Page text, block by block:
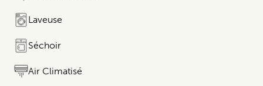
Laveuse​​​‌ ‍ ​‍​‍‌‍ ‌ ​‍‌‍‍‌‌‍‌ ‌‍‍‌‌‍ ‍​‍​‍​ ‍‍​‍​‍ ‌ ​ ‌‍​‌‌‍ ‍‌‍‍‌‌ ‌​‌ ‍‌​‍ ‍‌‍‍‌‌‍ ​‍​‍​‍ ​​‍​‍‌‍‍​‌ ​‍‌‍‌‌‌‍‌‍​‍​‍​ ‍‍​‍​‍​‍ ‌ ​ ‌ ‌​‌ ‌‌‍‌​‌‍‍‌‌‍ ​‍ ‌‍‍‌‌‍ ‍‌ ‌​‌‍‌‌‌‍ ‍‌ ‌​​‍ ‌‍‌‌‌‍‌​‌‍‍‌‌ ‌​​‍ ‌‍ ‌‌‍ ‌‍‌​‌‍‌‌​ ‌‌ ​​‌ ​‍‌‍‌‌‌ ​ ‌‍‌‌‌‍ ‌ ‌​‌‍​‌‌ ‌​‌‍‍‌‌ ‍ ‌‍ ‍​ ‍ ‌‍‍‌‌‍‌​​ ‌​ ‍‌​ ​‌‌‍‌​​ ​​ ‌‍​ ​‌‍‌‌‌‍‌ ​‍ ‌​ ​ ‌‍‌‌‌‍‌‍​ ​‍​‍ ‌​ ‌​​ ‌‌​ ​ ‌‍​‍​‍ ‌‌‍​‌‍​ ​ ‌‍‌‍​‌​‍ ‌‌‍​‍​ ​ ‌‍​‌‌‍​‌​ ‍​​ ​ ​ ​‍​ ‌‍​‌‌‍​ ​ ‌​​ ‍​​ ‍ ‌ ‌​‌ ‍‌‌ ​​‌‍‌‌​ ‌‌‍​‌‌‍ ‌‌‍‌‌‌‍ ‌‍‌‌‌ ‌​‌ ‍ ‌​ ‍ ‌ ​​‌‍​‌‌ ‌​‌‍‍​​ ‌‌ ‌​‌‍‍‌‌ ‌​‌‍ ​‌‍‌‌​ ‌‍​‍‌ ‍​‌‌ ​ ‌‍‌‌‌‌‌‌‌ ​‍‌‍ ​​ ‌​‍‌‌​ ​‍‌​‌‍‌ ​ ‌ ‌​‌ ‌‌‌‍‌ ​‌‍‍‌‌‍ ​‍‌‍‌‍‍‌‌‍‌​​ ‌​ ‍‌​ ​‌‌‍‌​​ ​​ ‌‍​ ​‌‍‌‌‌ ‌‍​‍ ‌​ ​ ‌‍‌‌‌‍‌‍​ ​‍​‍ ‌​ ‌​ ​ ‌‌​ ​ ‌‍​‍​‍ ‌‌‍​‌‍​ ​ ‌‍‌‍​‌​‍ ‌‌‍​‍​ ​ ‌‍​‌‌‍​‌​ ‍​​ ​ ​ ​‍​ ‌‍​‌‌‍​ ​ ‌​​ ‍​​‍‌‍‌ ‌​‌ ‍‌‌ ​​‌‍‌‌​ ‌‌‍​‌‌‍ ‌‌‍‌‌‌‍ ‌‍‌‌ ‌​‌ ‍‌​‍‌‍‌ ​​‌‍​‌‌ ‌​‌‍‍​​ ‌‌ ‌​‌‍‍‌‌ ‌​‌‍ ​‌‍‌‌​‍​
Séchoir
Air Climatisé